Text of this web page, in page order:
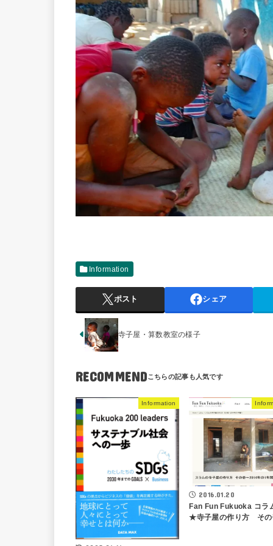
Information
ポスト シェア
寺子屋・算数教室の様子
RECOMMEND
Information
2016.01.20
Fan Fun Fukuoka コラ
★寺子屋の作り方 その